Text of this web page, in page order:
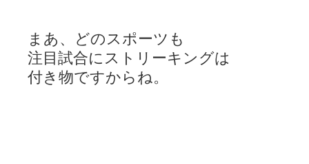
まあ、どのスポーツも
注目試合にストリーキングは
付き物ですからね。